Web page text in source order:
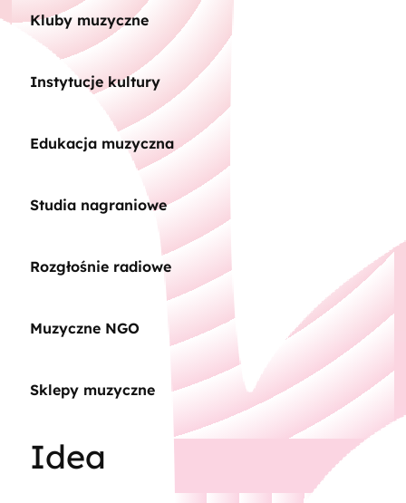
Kluby muzyczne
Instytucje kultury
Edukacja muzyczna
Studia nagraniowe
Rozgłośnie radiowe
Muzyczne NGO
Sklepy muzyczne
Idea